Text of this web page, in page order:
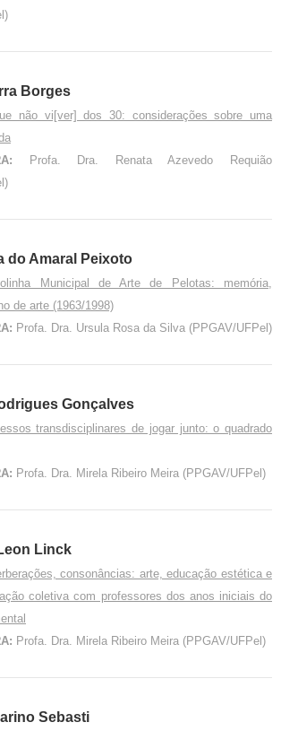
Borges
não vi[ver] dos 30: considerações sobre uma
Profa. Dra. Renata Azevedo Requião
do Amaral Peixoto
Municipal de Arte de Pelotas: memória,
de arte (1963/1998)
Profa. Dra. Ursula Rosa da Silva (PPGAV/UFPel)
Gonçalves
transdisciplinares de jogar junto: o quadrado
Profa. Dra. Mirela Ribeiro Meira (PPGAV/UFPel)
Linck
consonâncias: arte, educação estética e
coletiva com professores dos anos iniciais do
Profa. Dra. Mirela Ribeiro Meira (PPGAV/UFPel)
Sebasti